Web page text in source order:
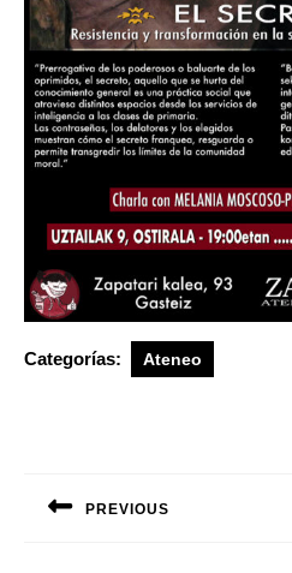
Categorías: Ateneo
entradas
PREVIOUS